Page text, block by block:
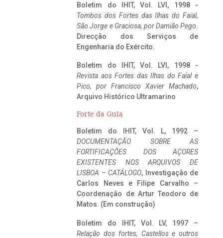
Boletim do IHIT, Vol. LVI, 1998 -
Tombos dos Fortes das Ilhas do Faial,
São Jorge e Graciosa, por Damião Pego.
Direcção dos Serviços de
Engenharia do Exército.
Boletim do IHIT, Vol. LVI, 1998 -
Revista aos Fortes das Ilhas do Faial e
Pico, por Francisco Xavier Machado,
Arquivo Histórico Ultramarino
Forte da Guia
Boletim do IHIT, Vol. L, 1992 –
DOCUMENTAÇÃO SOBRE AS
FORTIFICAÇÕES DOS AÇORES
EXISTENTES NOS ARQUIVOS DE
LISBOA – CATÁLOGO, Investigação de
Carlos Neves e Filipe Carvalho –
Coordenação de Artur Teodoro de
Matos. (Em construção)
Boletim do IHIT, Vol. LV, 1997 –
Relação dos fortes, Castellos e outros